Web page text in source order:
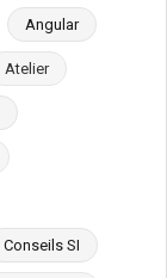
Angular
Atelier
Conseils SI